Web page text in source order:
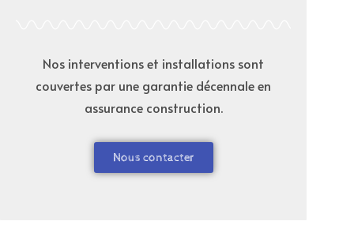
Nos interventions et installations sont
couvertes par une garantie décennale en
assurance construction.
Nous contacter